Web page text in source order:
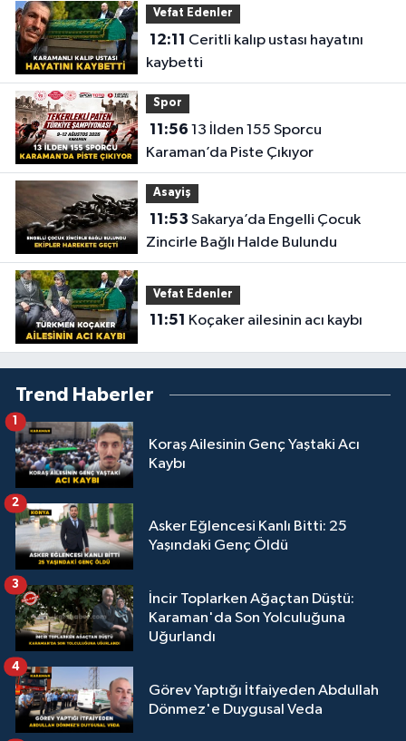
Vefat Edenler
12:11
kaybetti
Spor
11:56
Karaman’da Piste Çıkıyor
Asayiş
11:53
Zincirle Bağlı Halde Bulundu
Vefat Edenler
11:51 Koçaker ailesinin acı kaybı
Trend Haberler
Koraş Ailesinin Genç Yaştaki Acı
Kaybı
1
Asker Eğlencesi Kanlı Bitti: 25
Yaşındaki Genç Öldü
2
İncir Toplarken Ağaçtan Düştü:
Karaman'da Son Yolculuğuna
Uğurlandı
3
Görev Yaptığı İtfaiyeden Abdullah
Dönmez'e Duygusal Veda
4